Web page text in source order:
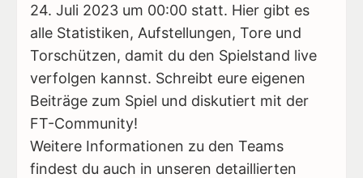
24. Juli 2023 um 00:00 statt. Hier gibt es
alle Statistiken, Aufstellungen, Tore und
Torschützen, damit du den Spielstand live
verfolgen kannst. Schreibt eure eigenen
Beiträge zum Spiel und diskutiert mit der
FT-Community!
Weitere Informationen zu den Teams
findest du auch in unseren detaillierten